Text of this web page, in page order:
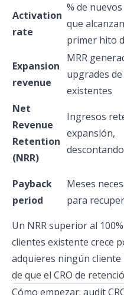
Activation
rate
% de
que
primer hito
Expansion
revenue
MRR
upgrades
existentes
Net
Revenue
Retention
(NRR)
Ingresos
expansión,
Payback
period
Meses
para
Un NRR superior al
clientes existente crece
adquieres ningún cliente
de que el CRO de
Cómo empezar: audit